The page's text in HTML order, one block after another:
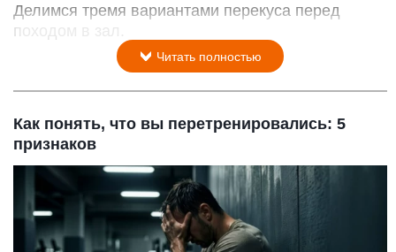
Делимся тремя вариантами перекуса перед
походом в зал.
Читать полностью
Как понять, что вы перетренировались: 5
признаков